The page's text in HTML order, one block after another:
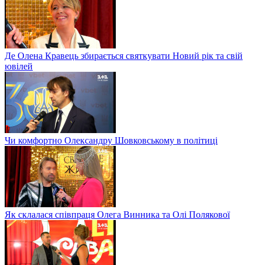
Де Олена Кравець збирається святкувати Новий рік та свій
ювілей
Чи комфортно Олександру Шовковському в політиці
Як склалася співпраця Олега Винника та Олі Полякової